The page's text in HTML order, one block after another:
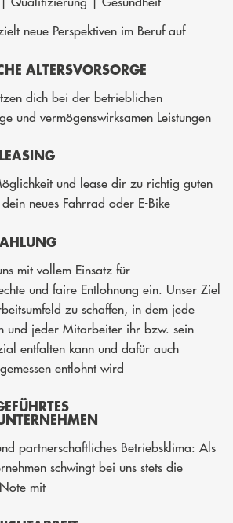
neue Perspektiven im Beruf auf
ALTERSVORSORGE
dich bei der betrieblichen
und vermögenswirksamen Leistungen
und lease dir zu richtig guten
neues Fahrrad oder E-Bike
mit vollem Einsatz für
und faire Entlohnung ein. Unser Ziel
zu schaffen, in dem jede
und jeder Mitarbeiter ihr bzw. sein
entfalten kann und dafür auch
entlohnt wird
partnerschaftliches Betriebsklima: Als
schwingt bei uns stets die
mit